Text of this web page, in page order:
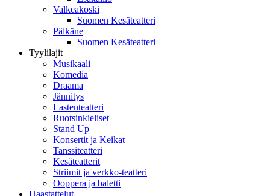
Valkeakoski
Suomen Kesäteatteri
Pälkäne
Suomen Kesäteatteri
Tyylilajit
Musikaali
Komedia
Draama
Jännitys
Lastenteatteri
Ruotsinkieliset
Stand Up
Konsertit ja Keikat
Tanssiteatteri
Kesäteatterit
Striimit ja verkko-teatteri
Ooppera ja baletti
Haastattelut